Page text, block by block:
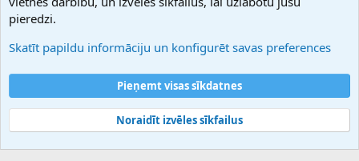
Atbalsts
Palīdzība
Noteikumi un nosacījumi
Privātuma politika
Community platform by XenForo® © 2010-2025 XenForo Ltd.
pieredzi.
Skatīt papildu informāciju un konfigurēt savas preferences
Pieņemt visas sīkdatnes
Noraidīt izvēles sīkfailus